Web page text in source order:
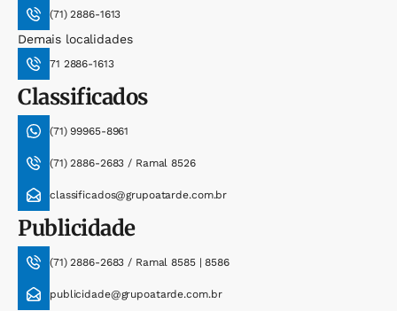
(71) 2886-1613
Demais localidades
71 2886-1613
Classificados
(71) 99965-8961
(71) 2886-2683 / Ramal 8526
classificados@grupoatarde.com.br
Publicidade
(71) 2886-2683 / Ramal 8585 | 8586
publicidade@grupoatarde.com.br